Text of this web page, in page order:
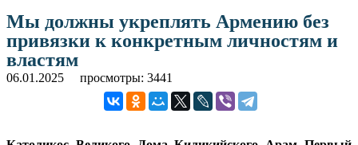
Мы должны укреплять Армению без
привязки к конкретным личностям и
властям
06.01.2025 просмотры: 3441